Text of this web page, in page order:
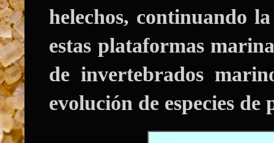
helechos, continuando
estas plataformas
de invertebrados
evolución de especies